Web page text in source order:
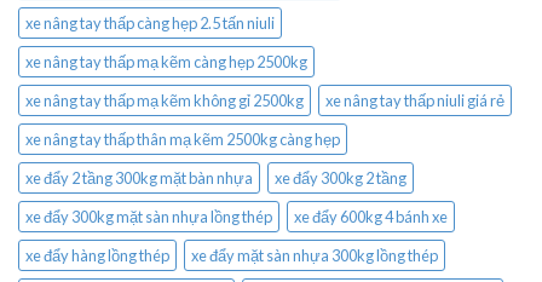
xe nâng tay thấp càng hẹp 2.5 tấn niuli
xe nâng tay thấp mạ kẽm càng hẹp 2500kg
xe nâng tay thấp mạ kẽm không gỉ 2500kg
xe nâng tay thấp niuli giá rẻ
xe nâng tay thấp thân mạ kẽm 2500kg càng hẹp
xe đẩy 2 tầng 300kg mặt bàn nhựa
xe đẩy 300kg 2 tầng
xe đẩy 300kg mặt sàn nhựa lồng thép
xe đẩy 600kg 4 bánh xe
xe đẩy hàng lồng thép
xe đẩy mặt sàn nhựa 300kg lồng thép